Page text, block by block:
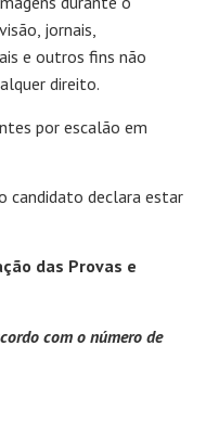
jornais,
e outros fins não
direito.
por escalão em
candidato declara estar
das Provas e
com o número de